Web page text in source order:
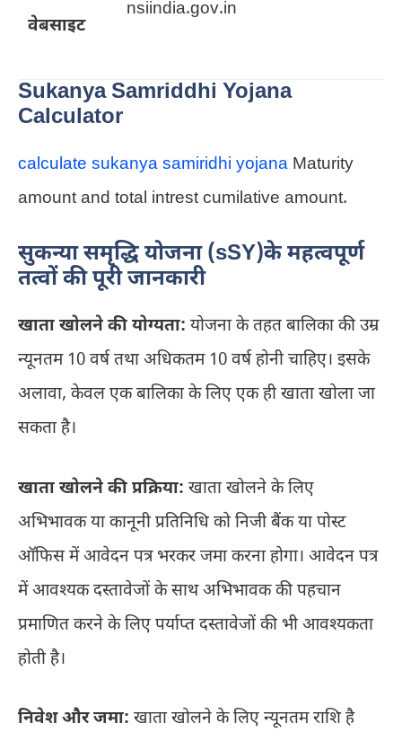
वेबसाइट
nsiindia.gov.in
Sukanya Samriddhi Yojana
Calculator
calculate sukanya samiridhi yojana Maturity
amount and total intrest cumilative amount.
सुकन्या समृद्धि योजना (sSY)के महत्वपूर्ण
तत्वों की पूरी जानकारी
खाता खोलने की योग्यता: योजना के तहत बालिका की उम्र
न्यूनतम 10 वर्ष तथा अधिकतम 10 वर्ष होनी चाहिए। इसके
अलावा, केवल एक बालिका के लिए एक ही खाता खोला जा
सकता है।
खाता खोलने की प्रक्रिया: खाता खोलने के लिए
अभिभावक या कानूनी प्रतिनिधि को निजी बैंक या पोस्ट
ऑफिस में आवेदन पत्र भरकर जमा करना होगा। आवेदन पत्र
में आवश्यक दस्तावेजों के साथ अभिभावक की पहचान
प्रमाणित करने के लिए पर्याप्त दस्तावेजों की भी आवश्यकता
होती है।
निवेश और जमा: खाता खोलने के लिए न्यूनतम राशि है